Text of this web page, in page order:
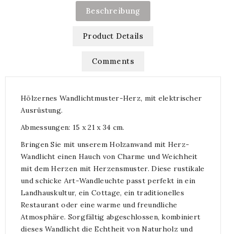
Beschreibung
Product Details
Comments
Hölzernes Wandlichtmuster-Herz, mit elektrischer
Ausrüstung.
Abmessungen: 15 x 21 x 34 cm.
Bringen Sie mit unserem Holzanwand mit Herz-
Wandlicht einen Hauch von Charme und Weichheit
mit dem Herzen mit Herzensmuster. Diese rustikale
und schicke Art-Wandleuchte passt perfekt in ein
Landhauskultur, ein Cottage, ein traditionelles
Restaurant oder eine warme und freundliche
Atmosphäre. Sorgfältig abgeschlossen, kombiniert
dieses Wandlicht die Echtheit von Naturholz und